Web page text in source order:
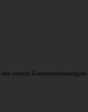
enorme Konzentrationsaufgabe.